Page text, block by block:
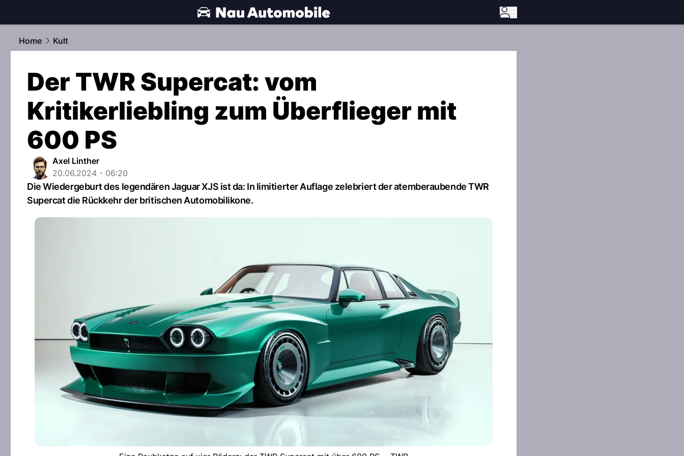
automobile.NAU.ch
Home
Kult
Der TWR Supercat: vom
Kritikerliebling zum Überflieger mit
600 PS
Axel Linther
20.06.2024 - 06:20
Die Wiedergeburt des legendären Jaguar XJS ist da: In limitierter Auflage zelebriert der atemberaubende TWR
Supercat die Rückkehr der britischen Automobilikone.